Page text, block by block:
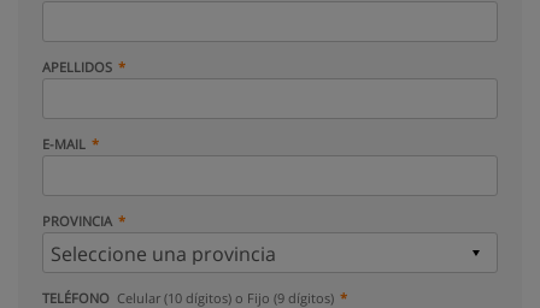
APELLIDOS
E-MAIL
PROVINCIA
TELÉFONO Celular (10 dígitos) o Fijo (9 dígitos)